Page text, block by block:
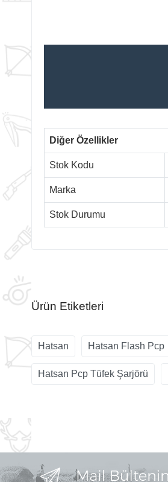
Diğer Özellikler
Stok Kodu
Marka
Stok Durumu
Ürün Etiketleri
Hatsan Hatsan Flash Pcp
Hatsan Pcp Tüfek Şarjörü